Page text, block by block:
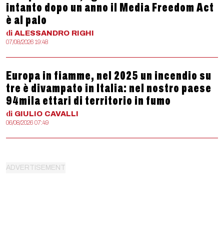
intanto dopo un anno il Media Freedom Act
è al palo
di ALESSANDRO RIGHI
07/08/2026 19:48
Europa in fiamme, nel 2025 un incendio su
tre è divampato in Italia: nel nostro paese
94mila ettari di territorio in fumo
di GIULIO CAVALLI
06/08/2026 07:49